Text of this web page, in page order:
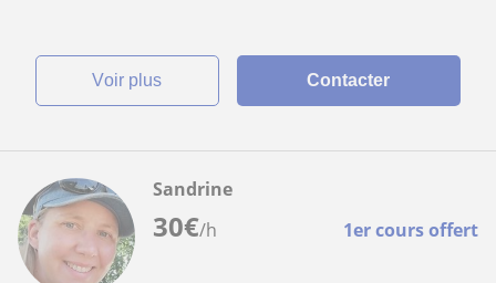
voir plus Contacter
30€/h 1er cours offert
Sandrine